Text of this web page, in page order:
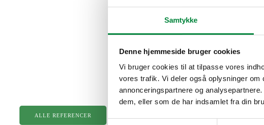
Samtykke
Denne hjemmeside bruger cookies
Vi bruger cookies til at tilpasse vores
vores trafik. Vi deler også oplysninger
annonceringspartnere og
dem, eller som de har indsamlet fra din
ALLE REFERENCER